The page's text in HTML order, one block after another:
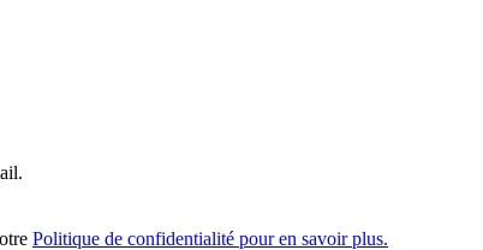
Politique de confidentialité pour en savoir plus.